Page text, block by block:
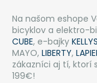
Na našom eshope
bicyklov a elektro-
CUBE, e-bajky KELLYS
MAYO, LIBERTY,
zákazníci aj tí, ktorí
199€!